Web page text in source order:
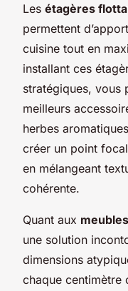
Les étagères
permettent
cuisine tout en
installant ces
stratégiques, vous
meilleurs
herbes
créer un point
en mélangeant
cohérente.
Quant aux
une solution
dimensions
chaque centimètre